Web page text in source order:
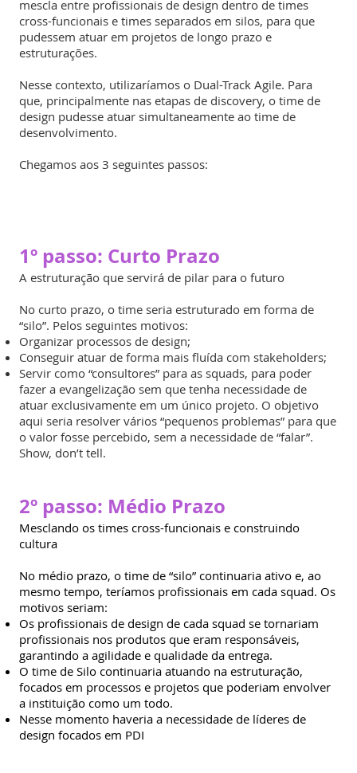
mescla entre profissionais de design dentro de times
cross-funcionais e times separados em silos, para que
pudessem atuar em projetos de longo prazo e
estruturações.
Nesse contexto, utilizaríamos o Dual-Track Agile. Para
que, principalmente nas etapas de discovery, o time de
design pudesse atuar simultaneamente ao time de
desenvolvimento.
Chegamos aos 3 seguintes passos:
1º passo: Curto Prazo
A estruturação que servirá de pilar para o futuro
No curto prazo, o time seria estruturado em forma de
“silo”. Pelos seguintes motivos:
Organizar processos de design;
Conseguir atuar de forma mais fluída com stakeholders;
Servir como “consultores” para as squads, para poder
fazer a evangelização sem que tenha necessidade de
atuar exclusivamente em um único projeto. O objetivo
aqui seria resolver vários “pequenos problemas” para que
o valor fosse percebido, sem a necessidade de “falar”.
Show, don’t tell.
2º passo: Médio Prazo
Mesclando os times cross-funcionais e construindo
cultura
No médio prazo, o time de “silo” continuaria ativo e, ao
mesmo tempo, teríamos profissionais em cada squad. Os
motivos seriam:
Os profissionais de design de cada squad se tornariam
profissionais nos produtos que eram responsáveis,
garantindo a agilidade e qualidade da entrega.
O time de Silo continuaria atuando na estruturação,
focados em processos e projetos que poderiam envolver
a instituição como um todo.
Nesse momento haveria a necessidade de líderes de
design focados em PDI